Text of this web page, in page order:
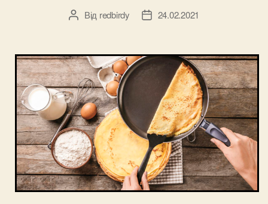
Автор
Від redbirdy
Дата24.02.2021